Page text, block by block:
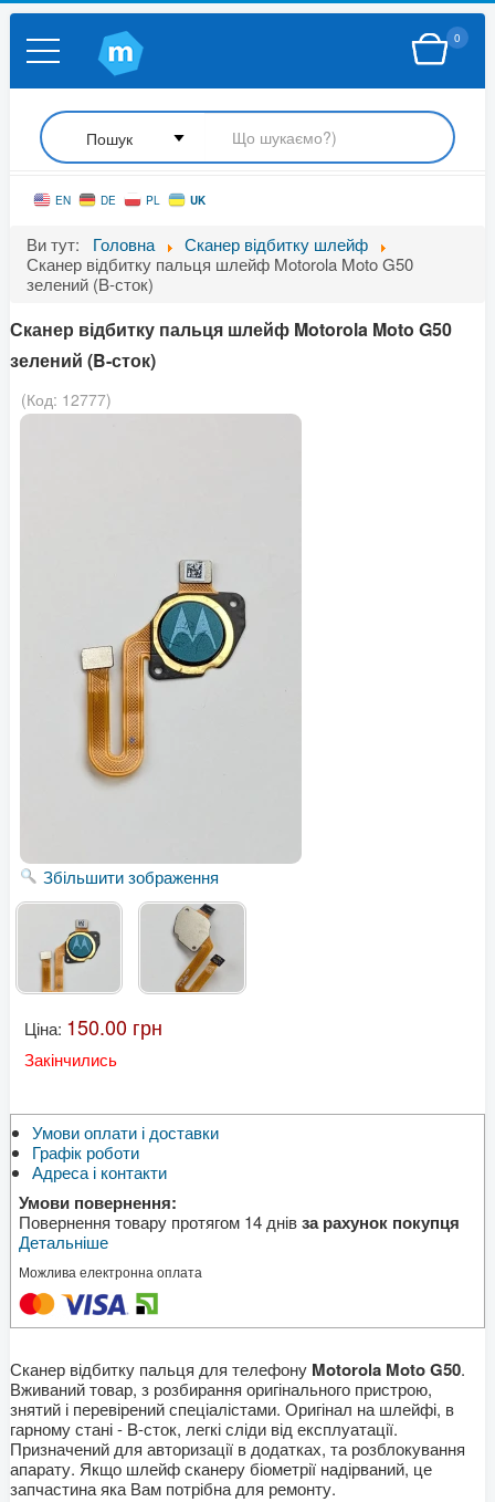
0
EN DE PL UK
Ви тут: Головна
Сканер відбитку шлейф
Сканер відбитку пальця шлейф Motorola Moto G50
зелений (B-сток)
Сканер відбитку пальця шлейф Motorola Moto G50
зелений (B-сток)
(Код: 12777)
Збільшити зображення
Ціна: 150.00 грн
Закінчились
Умови оплати і доставки
Графік роботи
Адреса і контакти
Умови повернення:
Повернення товару протягом 14 днівза рахунок покупця
Детальніше
Можлива електронна оплата
Сканер відбитку пальця для телефону Motorola Moto G50.
Вживаний товар, з розбирання оригінального пристрою,
знятий і перевірений спеціалістами. Оригінал на шлейфі, в
гарному стані - B-сток, легкі сліди від експлуатації.
Призначений для авторизації в додатках, та розблокування
апарату. Якщо шлейф сканеру біометрії надірваний, це
запчастина яка Вам потрібна для ремонту.